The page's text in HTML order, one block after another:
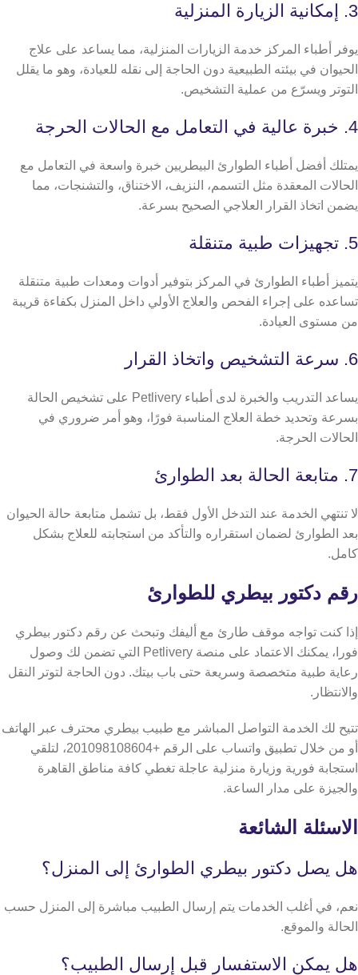
3. إمكانية الزيارة المنزلية
يوفر أطباء المركز خدمة الزيارات المنزلية، مما يساعد على علاج
الحيوان في بيئته الطبيعية دون الحاجة إلى نقله للعيادة، وهو ما يقلل
التوتر ويسرّع من عملية التشخيص.
4. خبرة عالية في التعامل مع الحالات الحرجة
يمتلك أفضل أطباء الطوارئ البيطريين خبرة واسعة في التعامل مع
الحالات المعقدة مثل التسمم، النزيف، الاختناق، والتشنجات، مما
يضمن اتخاذ القرار العلاجي الصحيح بسرعة.
5. تجهيزات طبية متنقلة
يتميز أطباء الطوارئ في المركز بتوفير أدوات ومعدات طبية متنقلة
تساعده على إجراء الفحص والعلاج الأولي داخل المنزل بكفاءة قريبة
من مستوى العيادة.
6. سرعة التشخيص واتخاذ القرار
يساعد التدريب والخبرة لدى أطباء Petlivery على تشخيص الحالة
بسرعة وتحديد خطة العلاج المناسبة فورًا، وهو أمر ضروري في
الحالات الحرجة.
7. متابعة الحالة بعد الطوارئ
لا تنتهي الخدمة عند التدخل الأول فقط، بل تشمل متابعة حالة الحيوان
بعد الطوارئ لضمان استقراره والتأكد من استجابته للعلاج بشكل
كامل.
​​رقم دكتور بيطري للطوارئ
إذا كنت تواجه موقف طارئ مع أليفك وتبحث عن رقم دكتور بيطري
فورا، يمكنك الاعتماد على منصة Petlivery التي تضمن لك وصول
رعاية طبية متخصصة وسريعة حتى باب بيتك. دون الحاجة لتوتر النقل
والانتظار.
تتيح لك الخدمة التواصل المباشر مع طبيب بيطري محترف عبر الهاتف
أو من خلال تطبيق واتساب على الرقم +201098108604، لتلقي
استجابة فورية وزيارة منزلية عاجلة تغطي كافة مناطق القاهرة
والجيزة على مدار الساعة.
الاسئلة الشائعة
هل يصل دكتور بيطري الطوارئ إلى المنزل؟
نعم، في أغلب الخدمات يتم إرسال الطبيب مباشرة إلى المنزل حسب
الحالة والموقع.
هل يمكن الاستفسار قبل إرسال الطبيب؟